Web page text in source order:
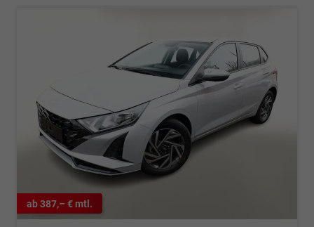
ab 387,– € mtl.